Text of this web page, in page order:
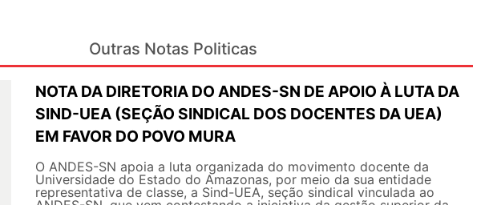
Outras Notas Politicas
NOTA DA DIRETORIA DO ANDES-SN DE APOIO À LUTA DA
SIND-UEA (SEÇÃO SINDICAL DOS DOCENTES DA UEA)
EM FAVOR DO POVO MURA
O ANDES-SN apoia a luta organizada do movimento docente da
Universidade do Estado do Amazonas, por meio da sua entidade
representativa de classe, a Sind-UEA, seção sindical vinculada ao